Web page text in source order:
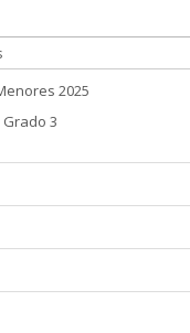
2025
Grado 3